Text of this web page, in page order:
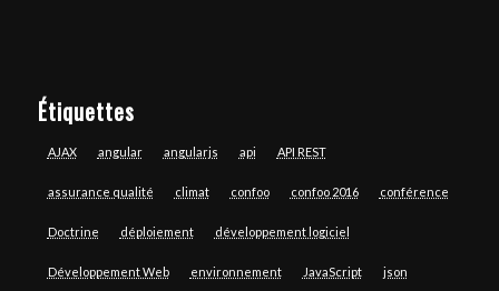
Étiquettes
AJAX angular angularjs api API REST
assurance qualité climat confoo confoo 2016 conférence
Doctrine déploiement développement logiciel
Développement Web environnement JavaScript json